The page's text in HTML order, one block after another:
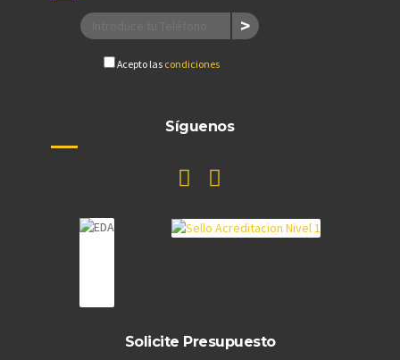
Acepto las condiciones
Síguenos
Solicite Presupuesto